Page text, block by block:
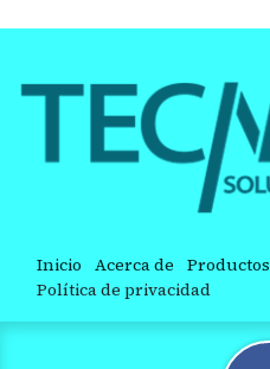
Inicio Acerca de Productos
Política de privacidad